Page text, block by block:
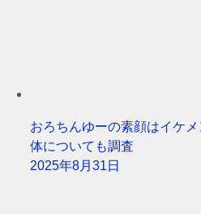
おろちんゆーの素顔はイケ
体についても調査
2025年8月31日